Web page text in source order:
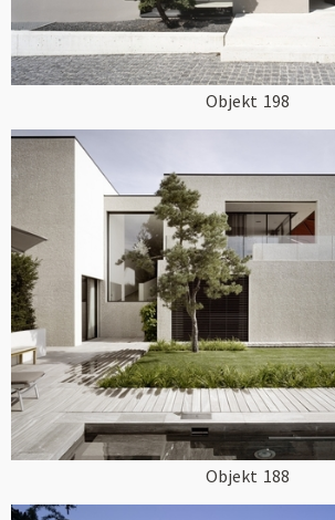
Objekt 198
Objekt 188